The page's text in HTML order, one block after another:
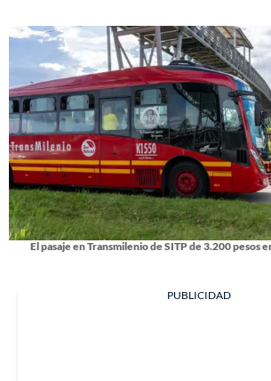
El pasaje en Transmilenio de SITP de 3.200 pesos
PUBLICIDAD